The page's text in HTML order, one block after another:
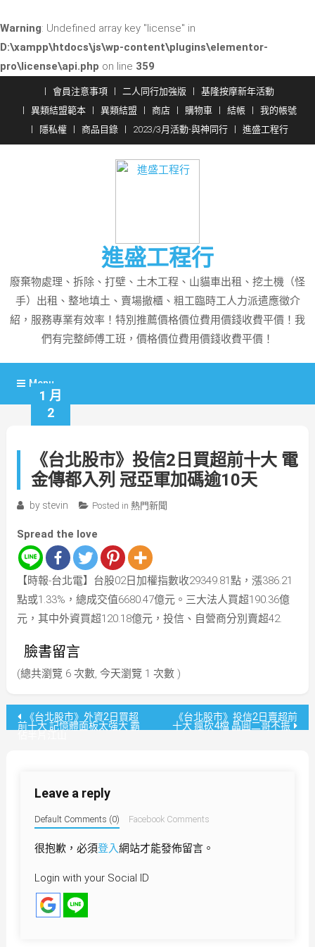
Warning: Undefined array key "license" in
D:\xampp\htdocs\js\wp-content\plugins\elementor-
pro\license\api.php on line 359
content
會員注意事項 二人同行加強版
基隆按摩新年活動
異類結盟範本
異類結盟 商店 購物車 結帳
我的帳號
隱私權
商品目錄 2023/3月活動-與神同行 進盛工程行
進盛工程行
廢棄物處理、拆除、打壁、土木工程、山貓車出租、挖土機（怪
手）出租、整地填土、賣場撤櫃、粗工臨時工人力派遣應徵介
紹，服務專業有效率！特別推薦價格價位費用價錢收費平價！我
們有完整師傅工班，價格價位費用價錢收費平價！
Menu
1 月
2
《台北股市》投信2日買超前十大 電
金傳都入列 冠亞軍加碼逾10天
by stevin Posted in 熱門新聞
Spread the love
【時報-台北電】台股02日加權指數收29349.81點，漲386.21
點或1.33%，總成交值6680.47億元。三大法人買超190.36億
元，其中外資買超120.18億元，投信、自營商分別賣超42.
臉書留言
(總共瀏覽 6 次數, 今天瀏覽 1 次數 )
文 《台北股市》外資2日買超
前十大 記憶體面板太強大 霸
《台北股市》投信2日賣超前
十大 瘋砍4檔 晶圓二哥不振
Leave a reply
Default Comments (0) Facebook Comments
很抱歉，必須登入網站才能發佈留言。
Login with your Social ID